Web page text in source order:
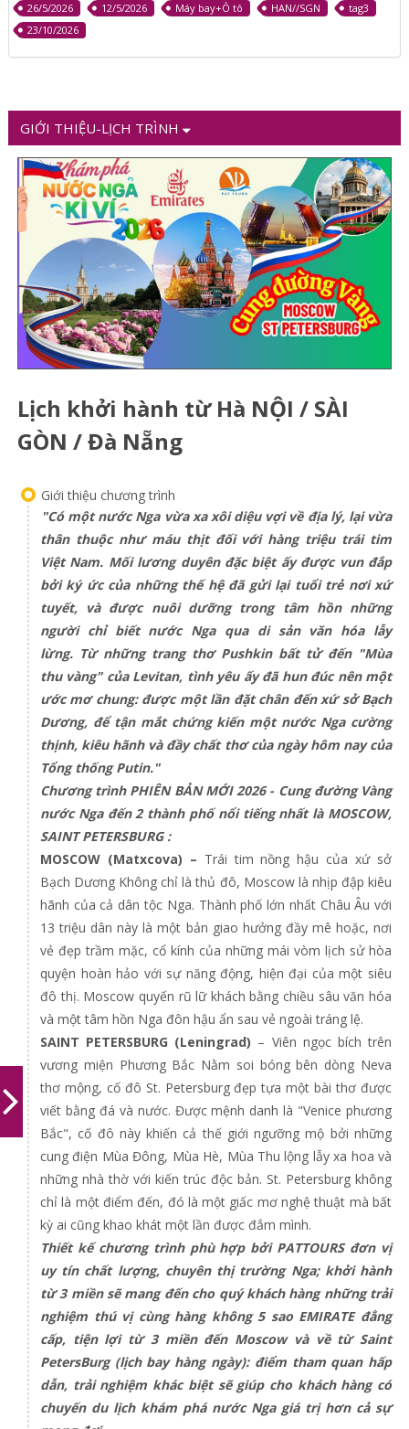
26/5/2026
12/5/2026 Máy bay+Ô tô HAN//SGN
tag3
23/10/2026
GIỚI THIỆU-LỊCH TRÌNH
Lịch khởi hành từ Hà NỘI / SÀI
GÒN / Đà Nẵng
Giới thiệu chương trình
"Có một nước Nga vừa xa xôi diệu vợi về địa lý, lại vừa
thân thuộc như máu thịt đối với hàng triệu trái tim
Việt Nam. Mối lương duyên đặc biệt ấy được vun đắp
bởi ký ức của những thế hệ đã gửi lại tuổi trẻ nơi xứ
tuyết, và được nuôi dưỡng trong tâm hồn những
người chỉ biết nước Nga qua di sản văn hóa lẫy
lừng. Từ những trang thơ Pushkin bất tử đến "Mùa
thu vàng" của Levitan, tình yêu ấy đã hun đúc nên một
ước mơ chung: được một lần đặt chân đến xứ sở Bạch
Dương, để tận mắt chứng kiến một nước Nga cường
thịnh, kiêu hãnh và đầy chất thơ của ngày hôm nay của
Tổng thống Putin."
Chương trình PHIÊN BẢN MỚI 2026 - Cung đường Vàng
nước Nga đến 2 thành phố nổi tiếng nhất là MOSCOW,
SAINT PETERSBURG :
MOSCOW (Matxcova) – Trái tim nồng hậu của xứ sở
Bạch Dương Không chỉ là thủ đô, Moscow là nhịp đập kiêu
hãnh của cả dân tộc Nga. Thành phố lớn nhất Châu Âu với
13 triệu dân này là một bản giao hưởng đầy mê hoặc, nơi
vẻ đẹp trầm mặc, cổ kính của những mái vòm lịch sử hòa
quyện hoàn hảo với sự năng động, hiện đại của một siêu
đô thị. Moscow quyến rũ lữ khách bằng chiều sâu văn hóa
và một tâm hồn Nga đôn hậu ẩn sau vẻ ngoài tráng lệ.
SAINT PETERSBURG (Leningrad) – Viên ngọc bích trên
vương miện Phương Bắc Nằm soi bóng bên dòng Neva
thơ mộng, cố đô St. Petersburg đẹp tựa một bài thơ được
viết bằng đá và nước. Được mệnh danh là "Venice phương
Bắc", cố đô này khiến cả thế giới ngưỡng mộ bởi những
cung điện Mùa Đông, Mùa Hè, Mùa Thu lộng lẫy xa hoa và
những nhà thờ với kiến trúc độc bản. St. Petersburg không
chỉ là một điểm đến, đó là một giấc mơ nghệ thuật mà bất
kỳ ai cũng khao khát một lần được đắm mình.
Thiết kế chương trình phù hợp bởi PATTOURS đơn vị
uy tín chất lượng, chuyên thị trường Nga; khởi hành
từ 3 miền sẽ mang đến cho quý khách hàng những trải
nghiệm thú vị cùng hàng không 5 sao EMIRATE đẳng
cấp, tiện lợi từ 3 miền đến Moscow và về từ Saint
PetersBurg (lịch bay hàng ngày): điểm tham quan hấp
dẫn, trải nghiệm khác biệt sẽ giúp cho khách hàng có
chuyến du lịch khám phá nước Nga giá trị hơn cả sự